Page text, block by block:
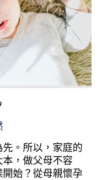
。所以，家庭的
，做父母不容
始？從母親懷孕